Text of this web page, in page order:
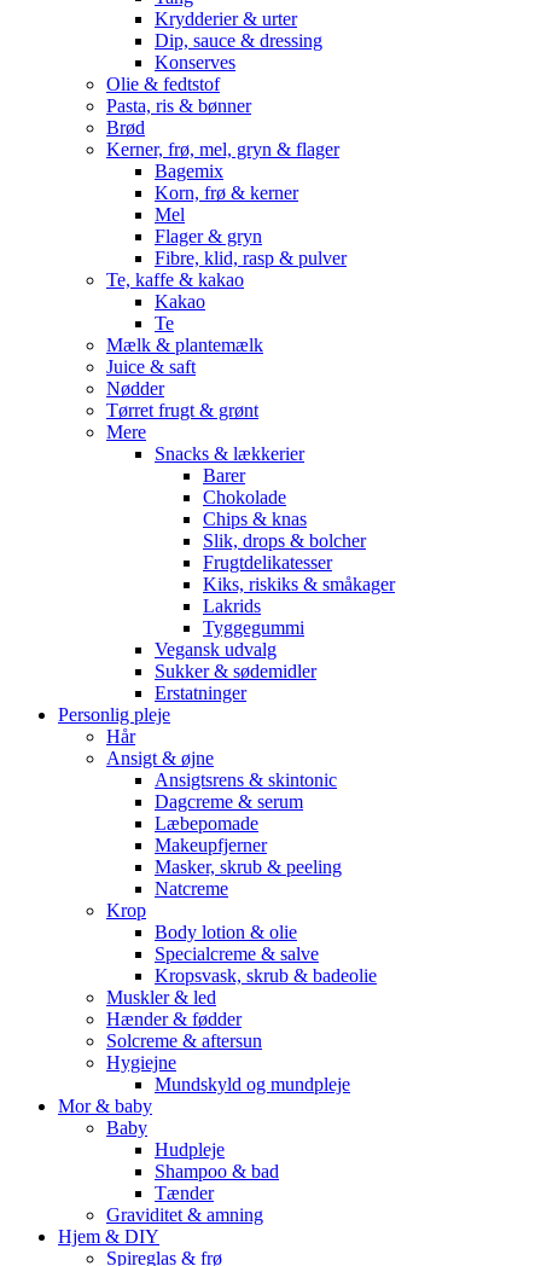
Krydderier & urter
Dip, sauce & dressing
Konserves
Olie & fedtstof
Pasta, ris & bønner
Brød
Kerner, frø, mel, gryn & flager
Bagemix
Korn, frø & kerner
Mel
Flager & gryn
Fibre, klid, rasp & pulver
Te, kaffe & kakao
Kakao
Te
Mælk & plantemælk
Juice & saft
Nødder
Tørret frugt & grønt
Mere
Snacks & lækkerier
Barer
Chokolade
Chips & knas
Slik, drops & bolcher
Frugtdelikatesser
Kiks, riskiks & småkager
Lakrids
Tyggegummi
Vegansk udvalg
Sukker & sødemidler
Erstatninger
Personlig pleje
Hår
Ansigt & øjne
Ansigtsrens & skintonic
Dagcreme & serum
Læbepomade
Makeupfjerner
Masker, skrub & peeling
Natcreme
Krop
Body lotion & olie
Specialcreme & salve
Kropsvask, skrub & badeolie
Muskler & led
Hænder & fødder
Solcreme & aftersun
Hygiejne
Mundskyld og mundpleje
Mor & baby
Baby
Hudpleje
Shampoo & bad
Tænder
Graviditet & amning
Hjem & DIY
Spireglas & frø